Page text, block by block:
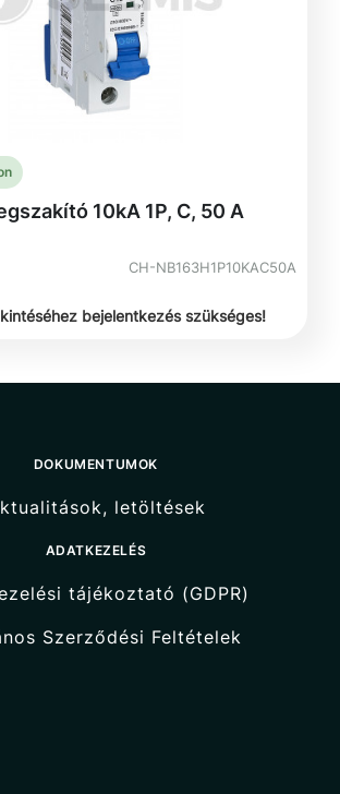
10kA 1P, C, 50 A
CH-NB163H1P10KAC50A
bejelentkezés szükséges!
DOKUMENTUMOK
letöltések
ADATKEZELÉS
tájékoztató (GDPR)
Szerződési Feltételek